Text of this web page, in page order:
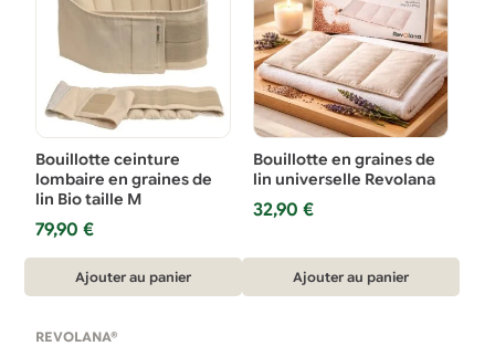
Bouillotte ceinture
lombaire en graines de
lin Bio taille M
79,90€
Ajouter au panier
Bouillotte en graines de
lin universelle Revolana
32,90 €
Ajouter au panier
REVOLANA®